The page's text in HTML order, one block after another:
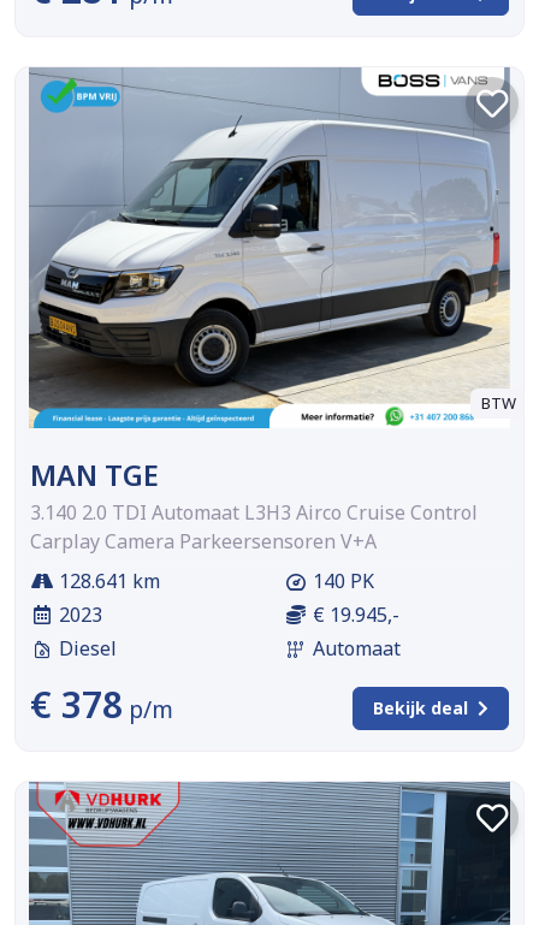
BTW
MAN TGE
3.140 2.0 TDI Automaat L3H3 Airco Cruise Control
Carplay Camera Parkeersensoren V+A
128.641 km
2023
Diesel
140 PK
€ 19.945,-
Automaat
€ 378 p/m Bekijk deal